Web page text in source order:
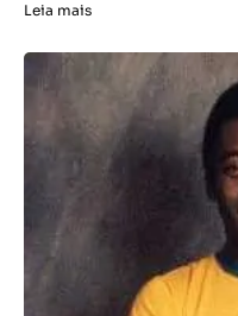
Leia mais